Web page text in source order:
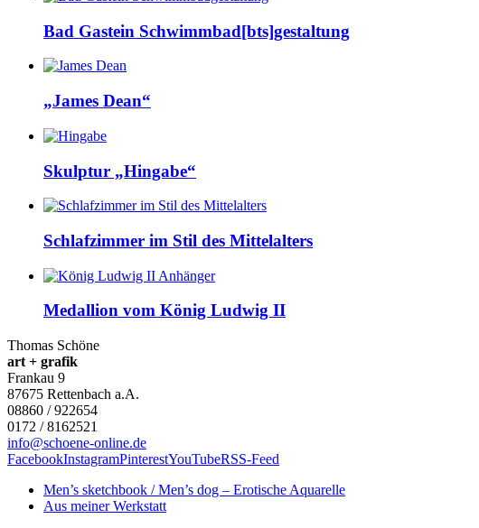
Bad Gastein Schwimmbad[bts]gestaltung
„James Dean“
Skulptur „Hingabe“
Schlafzimmer im Stil des Mittelalters
Medallion vom König Ludwig II
Thomas Schöne
art + grafik
Frankau 9
87675 Rettenbach a.A.
08860 / 922654
0172 / 8162521
info@schoene-online.de
FacebookInstagramPinterestYouTubeRSS-Feed
Men’s sketchbook / Men’s dog – Erotische Aquarelle
Aus meiner Werkstatt